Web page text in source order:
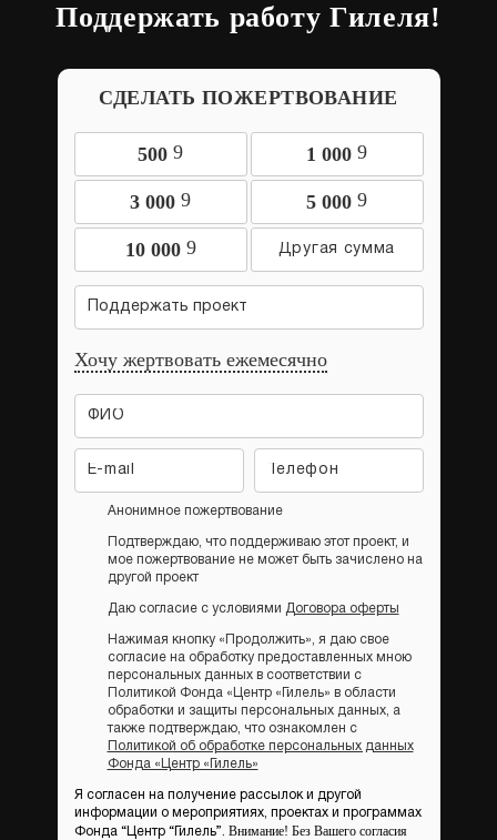
Поддержать работу Гилеля!
СДЕЛАТЬ ПОЖЕРТВОВАНИЕ
500 9 1 000 9
3 000 9 5 000 9
10 000 9
Поддержать проект
Хочу жертвовать ежемесячно
Анонимное пожертвование
Подтверждаю, что поддерживаю этот проект, и
мое пожертвование не может быть зачислено на
другой проект
Даю согласие с условиями Договора оферты
Нажимая кнопку «Продолжить», я даю свое
согласие на обработку предоставленных мною
персональных данных в соответствии с
Политикой Фонда «Центр «Гилель» в области
обработки и защиты персональных данных, а
также подтверждаю, что ознакомлен с
Политикой об обработке персональных данных
Фонда «Центр «Гилель»
Я согласен на получение рассылок и другой
информации о мероприятиях, проектах и программах
Фонда “Центр “Гилель”. Внимание! Без Вашего согласия